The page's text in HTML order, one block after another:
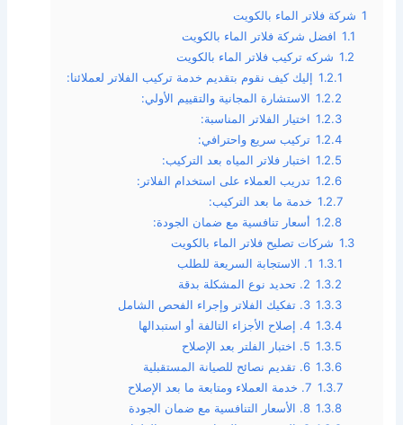
1 شركة فلاتر الماء بالكويت
1.1 افضل شركة فلاتر الماء بالكويت
1.2 شركه تركيب فلاتر الماء بالكويت
1.2.1 إليك كيف نقوم بتقديم خدمة تركيب الفلاتر لعملائنا:
1.2.2 الاستشارة المجانية والتقييم الأولي:
1.2.3 اختيار الفلاتر المناسبة:
1.2.4 تركيب سريع واحترافي:
1.2.5 اختبار فلاتر المياه بعد التركيب:
1.2.6 تدريب العملاء على استخدام الفلاتر:
1.2.7 خدمة ما بعد التركيب:
1.2.8 أسعار تنافسية مع ضمان الجودة:
1.3 شركات تصليح فلاتر الماء بالكويت
1.3.1 1. الاستجابة السريعة للطلب
1.3.2 2. تحديد نوع المشكلة بدقة
1.3.3 3. تفكيك الفلاتر وإجراء الفحص الشامل
1.3.4 4. إصلاح الأجزاء التالفة أو استبدالها
1.3.5 5. اختبار الفلتر بعد الإصلاح
1.3.6 6. تقديم نصائح للصيانة المستقبلية
1.3.7 7. خدمة العملاء ومتابعة ما بعد الإصلاح
1.3.8 8. الأسعار التنافسية مع ضمان الجودة